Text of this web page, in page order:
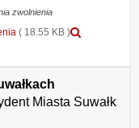
zwolnienia
( 18.55 KB )
ze
Miasta Suwałk